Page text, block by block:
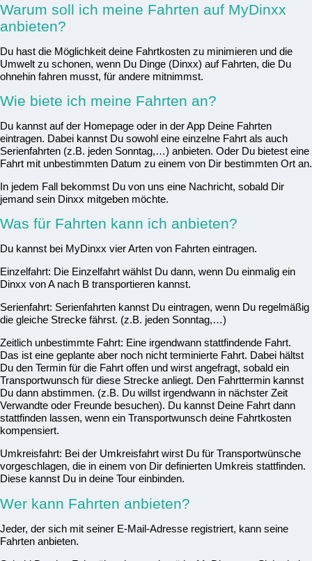
Warum soll ich meine Fahrten auf MyDinxx
anbieten?
Du hast die Möglichkeit deine Fahrtkosten zu minimieren und die
Umwelt zu schonen, wenn Du Dinge (Dinxx) auf Fahrten, die Du
ohnehin fahren musst, für andere mitnimmst.
Wie biete ich meine Fahrten an?
Du kannst auf der Homepage oder in der App Deine Fahrten
eintragen. Dabei kannst Du sowohl eine einzelne Fahrt als auch
Serienfahrten (z.B. jeden Sonntag,…) anbieten. Oder Du bietest eine
Fahrt mit unbestimmten Datum zu einem von Dir bestimmten Ort an.
In jedem Fall bekommst Du von uns eine Nachricht, sobald Dir
jemand sein Dinxx mitgeben möchte.
Was für Fahrten kann ich anbieten?
Du kannst bei MyDinxx vier Arten von Fahrten eintragen.
Einzelfahrt: Die Einzelfahrt wählst Du dann, wenn Du einmalig ein
Dinxx von A nach B transportieren kannst.
Serienfahrt: Serienfahrten kannst Du eintragen, wenn Du regelmäßig
die gleiche Strecke fährst. (z.B. jeden Sonntag,…)
Zeitlich unbestimmte Fahrt: Eine irgendwann stattfindende Fahrt.
Das ist eine geplante aber noch nicht terminierte Fahrt. Dabei hältst
Du den Termin für die Fahrt offen und wirst angefragt, sobald ein
Transportwunsch für diese Strecke anliegt. Den Fahrttermin kannst
Du dann abstimmen. (z.B. Du willst irgendwann in nächster Zeit
Verwandte oder Freunde besuchen). Du kannst Deine Fahrt dann
stattfinden lassen, wenn ein Transportwunsch deine Fahrtkosten
kompensiert.
Umkreisfahrt: Bei der Umkreisfahrt wirst Du für Transportwünsche
vorgeschlagen, die in einem von Dir definierten Umkreis stattfinden.
Diese kannst Du in deine Tour einbinden.
Wer kann Fahrten anbieten?
Jeder, der sich mit seiner E-Mail-Adresse registriert, kann seine
Fahrten anbieten.